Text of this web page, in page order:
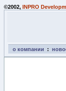
©2002, INPRO
о компании :